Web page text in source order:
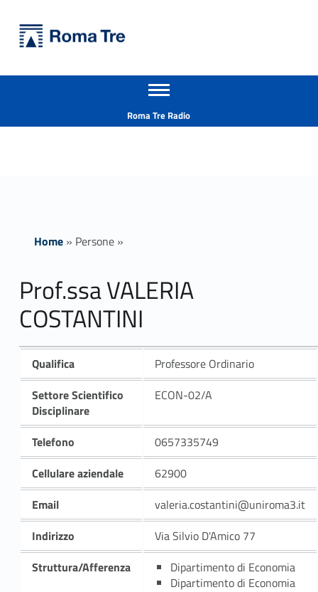
Prof.ssa VALERIA COSTANTINI - Università Roma Tre
Apri il menu secondario
Roma Tre Radio
Home» Persone»
Prof.ssa VALERIA
COSTANTINI
Qualifica
Professore Ordinario
Settore Scientifico
Disciplinare
ECON-02/A
Telefono
0657335749
Cellulare aziendale
62900
Email
valeria.costantini@uniroma3.it
Indirizzo
Via Silvio D'Amico 77
Struttura/Afferenza
Dipartimento di Economia
Dipartimento di Economia